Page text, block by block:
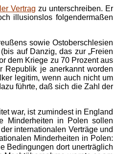
Vertrag zu unterschreiben. Er
illusionslos folgendermaßen
sowie Ostoberschlesien
auf Danzig, das zur „Freien
dem Kriege zu 70 Prozent aus
Republik je anerkannt worden
legitim, wenn auch nicht um
führte, daß sich die Zahl der
war, ist zumindest in England
Minderheiten in Polen sollen
internationalen Verträge und
Minderheiten in Polen:
Bedingungen dort unerträglich